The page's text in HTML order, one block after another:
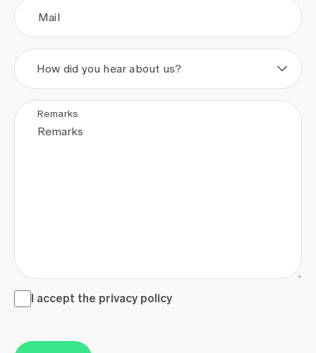
Mail
How did you hear about us?
Remarks
I accept the <a href="/en/privacy-policy"
I accept the privacy policy